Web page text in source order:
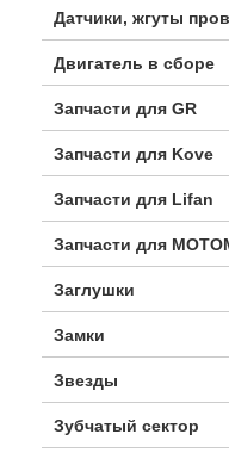
Датчики, жгуты
Двигатель в сборе
Запчасти для GR
Запчасти для Kove
Запчасти для Lifan
Запчасти для
Заглушки
Замки
Звезды
Зубчатый сектор